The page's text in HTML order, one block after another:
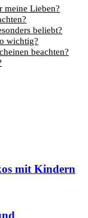
meine Lieben?
beliebt?
wichtig?
beachten?
mit Kindern